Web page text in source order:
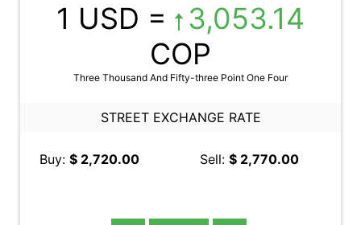
1 USD =
3,053.14
COP
Three Thousand And Fifty-three Point One Four
STREET EXCHANGE RATE
Buy: $ 2,720.00 Sell: $ 2,770.00